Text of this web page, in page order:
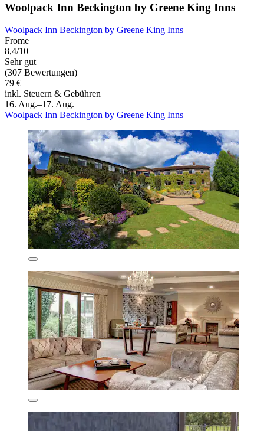
Woolpack Inn Beckington by Greene King Inns
Woolpack Inn Beckington by Greene King Inns
Frome
8,4/10
Sehr gut
(307 Bewertungen)
79 €
inkl. Steuern & Gebühren
16. Aug.–17. Aug.
Woolpack Inn Beckington by Greene King Inns